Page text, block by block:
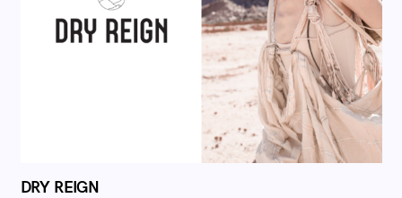
DRY REIGN